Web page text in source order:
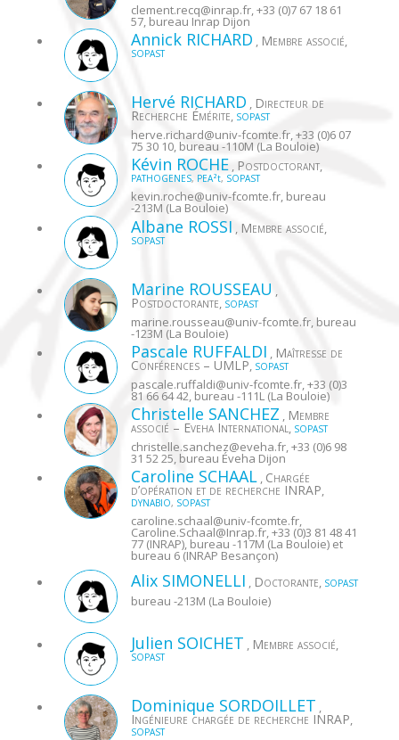
clement.recq@inrap.fr, +33 (0)7 67 18 61
57, bureau Inrap Dijon
Annick RICHARD Membre associé
SOPAST
Hervé RICHARD Directeur de
Recherche Émérite SOPAST
herve.richard@univ-fcomte.fr, +33 (0)6 07
75 30 10, bureau -110M (La Bouloie)
Kévin ROCHE Postdoctorant,
PATHOGENES, PEA²t, SOPAST
kevin.roche@univ-fcomte.fr, bureau
-213M (La Bouloie)
Albane ROSSI Membre associé
SOPAST
Marine ROUSSEAU
Postdoctorante SOPAST
marine.rousseau@univ-fcomte.fr, bureau
-123M (La Bouloie)
Pascale RUFFALDI Maîtresse de
Conférences – UMLP SOPAST
pascale.ruffaldi@univ-fcomte.fr, +33 (0)3
81 66 64 42, bureau -111L (La Bouloie)
Christelle SANCHEZ Membre
associé – Eveha International SOPAST
christelle.sanchez@eveha.fr, +33 (0)6 98
31 52 25, bureau Éveha Dijon
Caroline SCHAAL Chargée
d’opération et de recherche INRAP
DYNABIO, SOPAST
caroline.schaal@univ-fcomte.fr,
Caroline.Schaal@Inrap.fr, +33 (0)3 81 48 41
77 (INRAP), bureau -117M (La Bouloie) et
bureau 6 (INRAP Besançon)
Alix SIMONELLI Doctorante SOPAST
bureau -213M (La Bouloie)
Julien SOICHET Membre associé
SOPAST
Dominique SORDOILLET
Ingénieure chargée de recherche INRAP
SOPAST